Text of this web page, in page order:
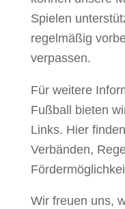
Spielen
regelmäßig
verpassen.
Für weitere
Fußball bieten
Links. Hier
Verbänden,
Wir freuen uns,